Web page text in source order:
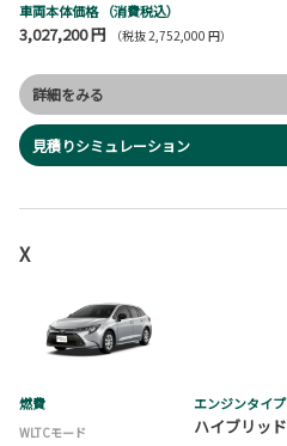
車両本体価格 （消費税込）
3,027,200 円 （税抜 2,752,000 円）
詳細をみる
見積りシミュレーション
X
燃費
WLTCモード
エンジンタイプ
ハイブリッド